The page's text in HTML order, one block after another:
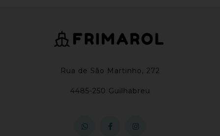
Rua de São Martinho, 272
4485-250 Guilhabreu
a
t
c
e
s
t